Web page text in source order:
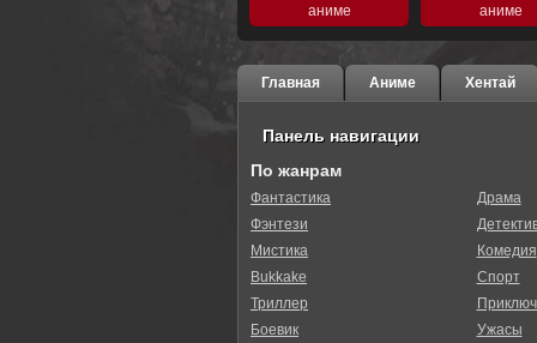
аниме аниме
Главная Аниме Хентай
Панель навигации
По жанрам
Фантастика
Фэнтези
Мистика
Bukkake
Триллер
Боевик
Драма
Комедия
Спорт
Ужасы